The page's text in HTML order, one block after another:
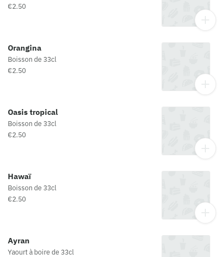
€2.50
Orangina
Boisson de 33cl
€2.50
Oasis tropical
Boisson de 33cl
€2.50
Hawaï
Boisson de 33cl
€2.50
Ayran
Yaourt à boire de 33cl